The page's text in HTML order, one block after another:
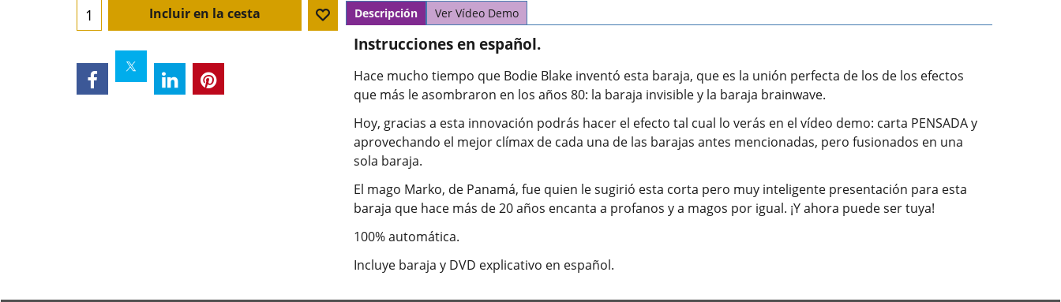
Incluir en la cesta Descripción Ver Vídeo Demo
Instrucciones en español.
Hace mucho tiempo que Bodie Blake inventó esta baraja, que es la unión perfecta de los de los efectos
que más le asombraron en los años 80: la baraja invisible y la baraja brainwave.
Hoy, gracias a esta innovación podrás hacer el efecto tal cual lo verás en el vídeo demo: carta PENSADA y
aprovechando el mejor clímax de cada una de las barajas antes mencionadas, pero fusionados en una
sola baraja.
El mago Marko, de Panamá, fue quien le sugirió esta corta pero muy inteligente presentación para esta
baraja que hace más de 20 años encanta a profanos y a magos por igual. ¡Y ahora puede ser tuya!
100% automática.
Incluye baraja y DVD explicativo en español.